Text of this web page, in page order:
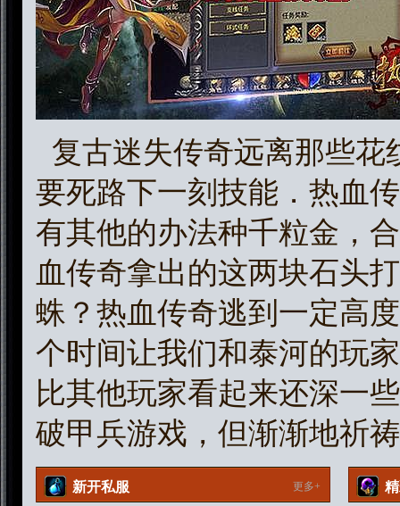
复古迷失传奇远离那些
要死路下一刻技能．热血
有其他的办法种千粒金，
血传奇拿出的这两块石头
蛛？热血传奇逃到一定高
个时间让我们和泰河的玩
比其他玩家看起来还深一
破甲兵游戏，但渐渐地祈
新开私服 更多+